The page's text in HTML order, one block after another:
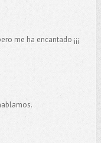
me ha encantado ¡¡¡